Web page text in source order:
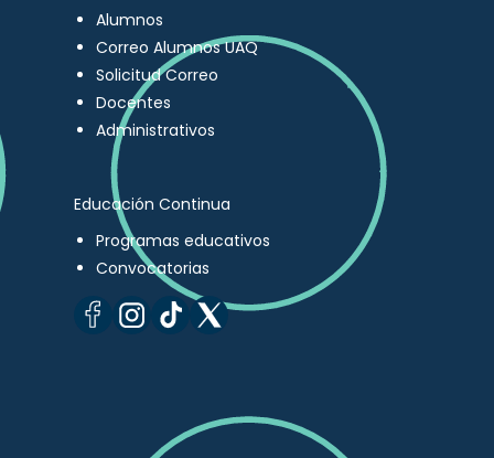
Alumnos
Correo Alumnos UAQ
Solicitud Correo
Docentes
Administrativos
Educación Continua
Programas educativos
Convocatorias